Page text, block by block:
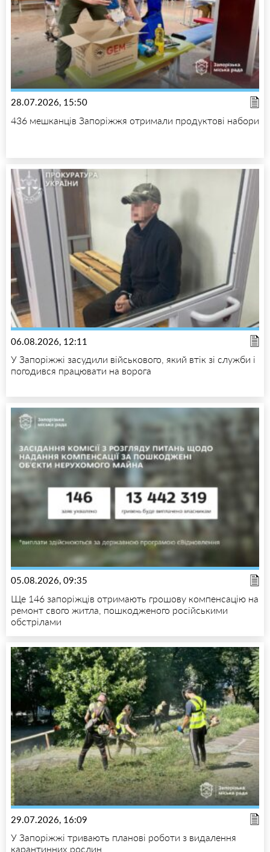
28.07.2026, 15:50
436 мешканців Запоріжжя отримали продуктові набори
06.08.2026, 12:11
У Запоріжжі засудили військового, який втік зі служби і
погодився працювати на ворога
05.08.2026, 09:35
Ще 146 запоріжців отримають грошову компенсацію на
ремонт свого житла, пошкодженого російськими
обстрілами
29.07.2026, 16:09
У Запоріжжі тривають планові роботи з видалення
карантинних рослин